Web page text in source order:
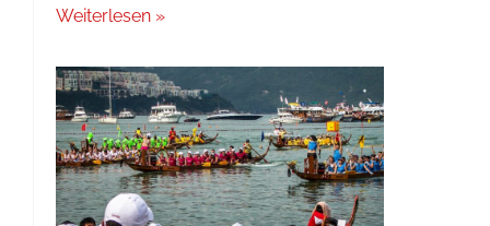
Weiterlesen »